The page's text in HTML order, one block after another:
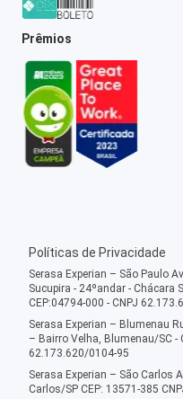
Prêmios
Políticas de Privacidade
Serasa Experian – São Paulo
Sucupira - 24ºandar - Chácara
CEP:04794-000 - CNPJ
Serasa Experian – Blumenau
– Bairro Velha, Blumenau/SC -
62.173.620/0104-95
Serasa Experian – São Carlos
Carlos/SP CEP: 13571-385